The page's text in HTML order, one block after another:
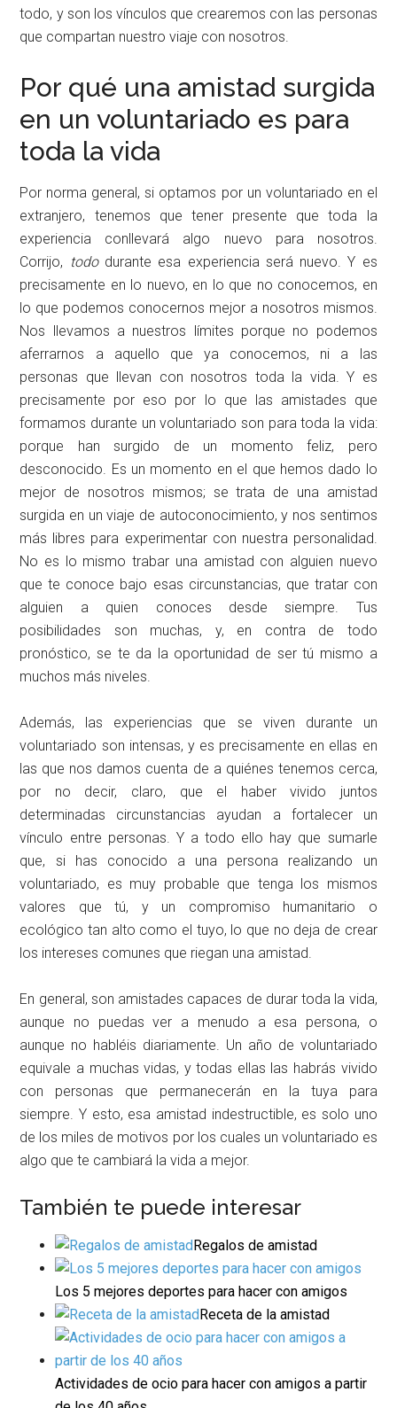
todo, y son los vínculos que crearemos con las personas
que compartan nuestro viaje con nosotros.
Por qué una amistad surgida
en un voluntariado es para
toda la vida
Por norma general, si optamos por un voluntariado en el
extranjero, tenemos que tener presente que toda la
experiencia conllevará algo nuevo para nosotros.
Corrijo, tododurante esa experiencia será nuevo. Y es
precisamente en lo nuevo, en lo que no conocemos, en
lo que podemos conocernos mejor a nosotros mismos.
Nos llevamos a nuestros límites porque no podemos
aferrarnos a aquello que ya conocemos, ni a las
personas que llevan con nosotros toda la vida. Y es
precisamente por eso por lo que las amistades que
formamos durante un voluntariado son para toda la vida:
porque han surgido de un momento feliz, pero
desconocido. Es un momento en el que hemos dado lo
mejor de nosotros mismos; se trata de una amistad
surgida en un viaje de autoconocimiento, y nos sentimos
más libres para experimentar con nuestra personalidad.
No es lo mismo trabar una amistad con alguien nuevo
que te conoce bajo esas circunstancias, que tratar con
alguien a quien conoces desde siempre. Tus
posibilidades son muchas, y, en contra de todo
pronóstico, se te da la oportunidad de ser tú mismo a
muchos más niveles.
Además, las experiencias que se viven durante un
voluntariado son intensas, y es precisamente en ellas en
las que nos damos cuenta de a quiénes tenemos cerca,
por no decir, claro, que el haber vivido juntos
determinadas circunstancias ayudan a fortalecer un
vínculo entre personas. Y a todo ello hay que sumarle
que, si has conocido a una persona realizando un
voluntariado, es muy probable que tenga los mismos
valores que tú, y un compromiso humanitario o
ecológico tan alto como el tuyo, lo que no deja de crear
los intereses comunes que riegan una amistad.
En general, son amistades capaces de durar toda la vida,
aunque no puedas ver a menudo a esa persona, o
aunque no habléis diariamente. Un año de voluntariado
equivale a muchas vidas, y todas ellas las habrás vivido
con personas que permanecerán en la tuya para
siempre. Y esto, esa amistad indestructible, es solo uno
de los miles de motivos por los cuales un voluntariado es
algo que te cambiará la vida a mejor.
También te puede interesar
Regalos de amistad
Los 5 mejores deportes para hacer con amigos
Receta de la amistad
Actividades de ocio para hacer con amigos a partir